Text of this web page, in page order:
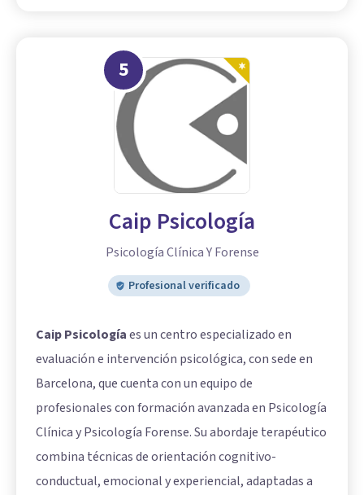
5
Caip Psicología
Psicología Clínica Y Forense
Profesional verificado
Caip Psicologíaes un centro especializado en
evaluación e intervención psicológica, con sede en
Barcelona, que cuenta con un equipo de
profesionales con formación avanzada en Psicología
Clínica y Psicología Forense. Su abordaje terapéutico
combina técnicas de orientación cognitivo-
conductual, emocional y experiencial, adaptadas a